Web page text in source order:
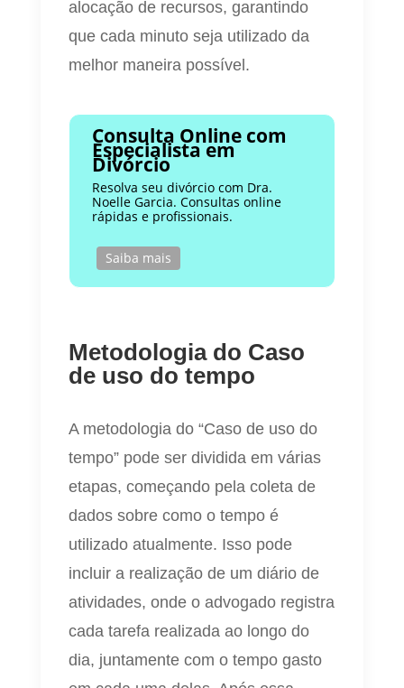
alocação de recursos, garantindo
que cada minuto seja utilizado da
melhor maneira possível.
Consulta Online com
Especialista em
Divórcio
Resolva seu divórcio com Dra.
Noelle Garcia. Consultas online
rápidas e profissionais.
Saiba mais
Metodologia do Caso
de uso do tempo
A metodologia do “Caso de uso do
tempo” pode ser dividida em várias
etapas, começando pela coleta de
dados sobre como o tempo é
utilizado atualmente. Isso pode
incluir a realização de um diário de
atividades, onde o advogado registra
cada tarefa realizada ao longo do
dia, juntamente com o tempo gasto